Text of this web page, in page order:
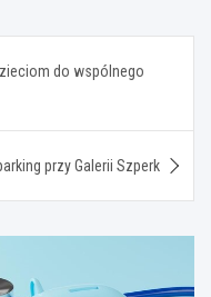
do wspólnego
przy Galerii Szperk